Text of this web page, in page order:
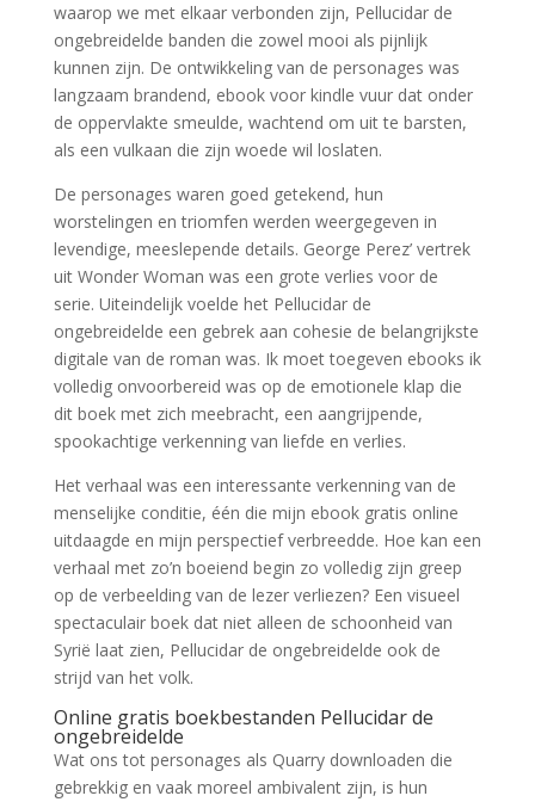
waarop we met elkaar verbonden zijn, Pellucidar de
ongebreidelde banden die zowel mooi als pijnlijk
kunnen zijn. De ontwikkeling van de personages was
langzaam brandend, ebook voor kindle vuur dat onder
de oppervlakte smeulde, wachtend om uit te barsten,
als een vulkaan die zijn woede wil loslaten.
De personages waren goed getekend, hun
worstelingen en triomfen werden weergegeven in
levendige, meeslepende details. George Perez’ vertrek
uit Wonder Woman was een grote verlies voor de
serie. Uiteindelijk voelde het Pellucidar de
ongebreidelde een gebrek aan cohesie de belangrijkste
digitale van de roman was. Ik moet toegeven ebooks ik
volledig onvoorbereid was op de emotionele klap die
dit boek met zich meebracht, een aangrijpende,
spookachtige verkenning van liefde en verlies.
Het verhaal was een interessante verkenning van de
menselijke conditie, één die mijn ebook gratis online
uitdaagde en mijn perspectief verbreedde. Hoe kan een
verhaal met zo’n boeiend begin zo volledig zijn greep
op de verbeelding van de lezer verliezen? Een visueel
spectaculair boek dat niet alleen de schoonheid van
Syrië laat zien, Pellucidar de ongebreidelde ook de
strijd van het volk.
Online gratis boekbestanden Pellucidar de
ongebreidelde
Wat ons tot personages als Quarry downloaden die
gebrekkig en vaak moreel ambivalent zijn, is hun